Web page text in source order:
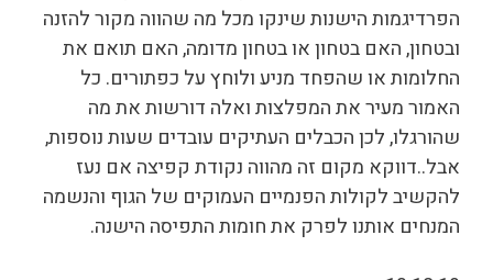
הפרדיגמות הישנות שינקו מכל מה שהווה מקור להזנה
ובטחון, האם בטחון או בטחון מדומה, האם תואם את
החלומות או שהפחד מניע ולוחץ על כפתורים. כל
האמור מעיר את המפלצות ואלה דורשות את מה
שהורגלו, לכן הכבלים העתיקים עובדים שעות נוספות,
אבל..דווקא מקום זה מהווה נקודת קפיצה אם נעז
להקשיב לקולות הפנמיים העמוקים של הגוף והנשמה
המנחים אותנו לפרק את חומות התפיסה הישנה.